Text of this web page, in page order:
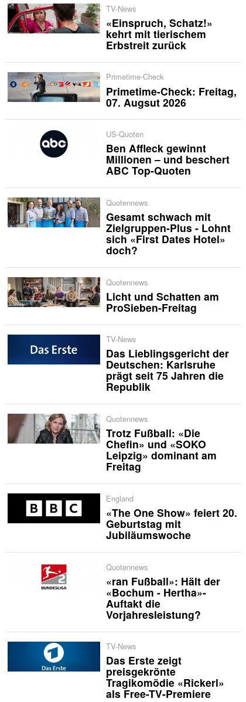
TV-News
«Einspruch, Schatz!»
kehrt mit tierischem
Erbstreit zurück
Primetime-Check
Primetime-Check: Freitag,
07. Augsut 2026
US-Quoten
Ben Affleck gewinnt
Millionen – und beschert
ABC Top-Quoten
Quotennews
Gesamt schwach mit
Zielgruppen-Plus - Lohnt
sich «First Dates Hotel»
doch?
Quotennews
Licht und Schatten am
ProSieben-Freitag
TV-News
Das Lieblingsgericht der
Deutschen: Karlsruhe
prägt seit 75 Jahren die
Republik
Quotennews
Trotz Fußball: «Die
Chefin» und «SOKO
Leipzig» dominant am
Freitag
England
«The One Show» feiert 20.
Geburtstag mit
Jubiläumswoche
Quotennews
«ran Fußball»: Hält der
«Bochum - Hertha»-
Auftakt die
Vorjahresleistung?
TV-News
Das Erste zeigt
preisgekrönte
Tragikomödie «Rickerl»
als Free-TV-Premiere